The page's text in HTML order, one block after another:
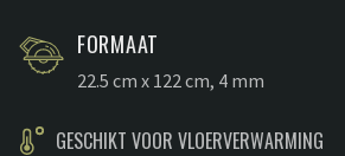
FORMAAT
22.5 cm x 122 cm, 4 mm
GESCHIKT VOOR VLOERVERWARMING